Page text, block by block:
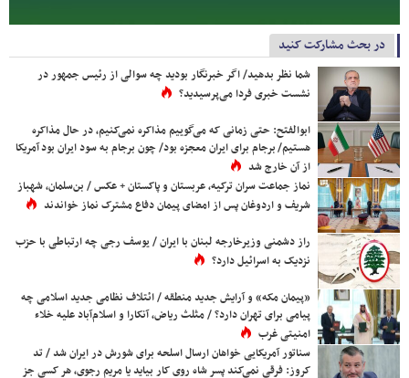
در بحث مشارکت کنید
شما نظر بدهید/ اگر خبرنگار بودید چه سوالی از رئیس جمهور در
نشست خبری فردا می‌پرسیدید؟
ابوالفتح: حتی زمانی که می‌گوییم مذاکره نمی‌کنیم، در حال مذاکره
هستیم/ برجام برای ایران معجزه بود/ چون برجام به سود ایران بود آمریکا
از آن خارج شد
نماز جماعت سران ترکیه، عربستان و پاکستان + عکس / بن‌سلمان، شهباز
شریف و اردوغان پس از امضای پیمان دفاع مشترک نماز خواندند
راز دشمنی وزیرخارجه لبنان با ایران / یوسف رجی چه ارتباطی با حزب
نزدیک به اسرائیل دارد؟
«پیمان مکه» و آرایش جدید منطقه / ائتلاف نظامی جدید اسلامی چه
پیامی برای تهران دارد؟ / مثلث ریاض، آنکارا و اسلام‌آباد علیه خلاء
امنیتی غرب
سناتور آمریکایی خواهان ارسال اسلحه برای شورش در ایران شد / تد
کروز: فرقی نمی‌کند پسر شاه روی کار بیاید یا مریم رجوی، هر کسی جز